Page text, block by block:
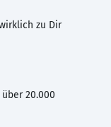
zu Dir
20.000